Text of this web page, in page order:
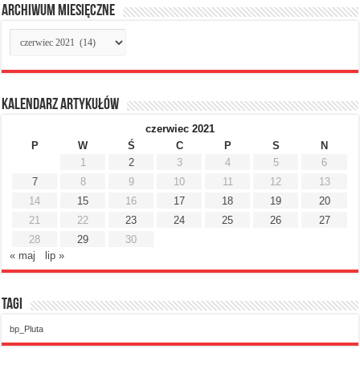
Archiwum miesięczne
Archiwum
miesięczne
Kalendarz artykułów
czerwiec 2021
P
W Ś C P S
N
1
2 3 4 5
6
7
8 9 10 11 12
13
14
15 16 17 18 19
20
21
22 23 24 25 26
27
28
29
30
« maj
lip »
Tagi
bp_Pluta